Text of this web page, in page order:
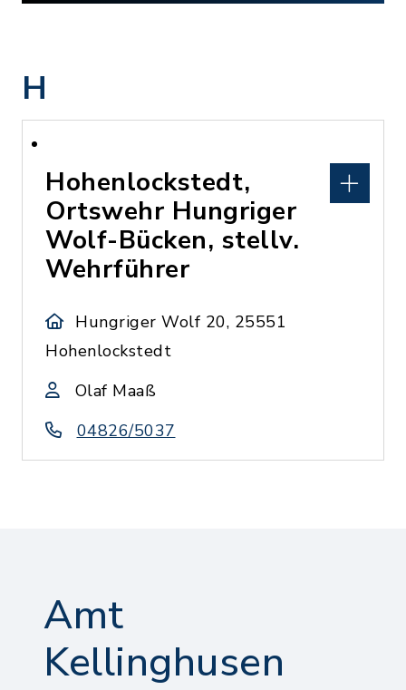
H
Hohenlockstedt,
Ortswehr Hungriger
Wolf-Bücken, stellv.
Wehrführer
Hungriger Wolf 20, 25551
Hohenlockstedt
Olaf Maaß
04826/5037
Amt
Kellinghusen